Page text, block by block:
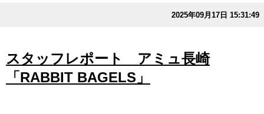
2025年09月17日 15:31:49
スタッフレポート アミュ長崎
「RABBIT BAGELS」